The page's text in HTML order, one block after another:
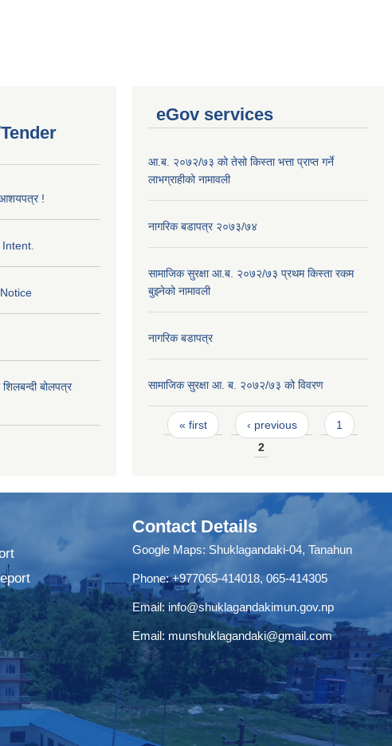
आशयपत्र !
शिलबन्दी बोलपत्र
eGov services
आ.ब. २०७२/७३ को तेसो किस्ता भत्ता प्राप्त गर्ने
लाभग्राहीको नामावली
नागरिक बडापत्र २०७३/७४
सामाजिक सुरक्षा आ.ब. २०७२/७३ प्रथम किस्ता रकम
बुझ्नेको नामावली
नागरिक बडापत्र
सामाजिक सुरक्षा आ. ब. २०७२/७३ को विवरण
Pages
« first ‹ previous
1
2
Contact Details
Google Maps: Shuklagandaki-04, Tanahun
Phone:+977065-414018, 065-414305
Email:info@shuklagandakimun.gov.np
Email: munshuklagandaki@gmail.com